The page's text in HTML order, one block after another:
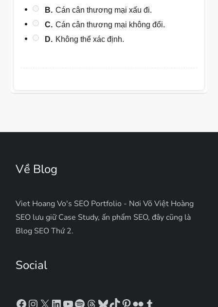
B. Cán cân thương mại xấu đi.
C. Cán cân thương mại không đổi.
D. Không thể xác định.
Về Blog
Viet Hoang Vo's SEO Portfolio - Nơi Võ Việt Hoàng
SEO lưu giữ Case Study, ấn phẩm SEO, đây cũng là
Blog SEO Thứ 2.
Social
Facebook
Instagram
X LinkedIn
YouTube
Spotify
Threads
Bluesky
TikTok
Pinterest
Flickr